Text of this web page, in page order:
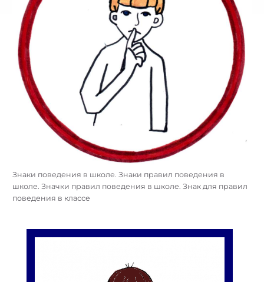
Знаки поведения в школе. Знаки правил поведения в
школе. Значки правил поведения в школе. Знак для правил
поведения в классе